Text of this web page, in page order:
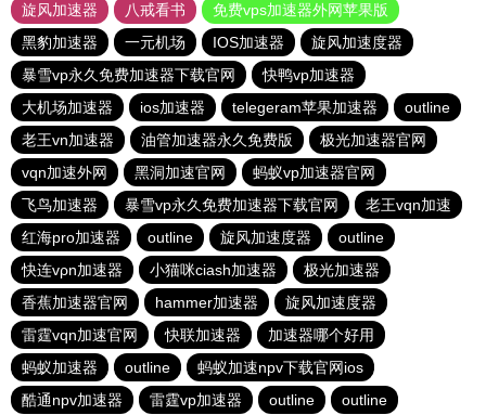
旋风加速器
八戒看书
免费vps加速器外网苹果版
黑豹加速器
一元机场 IOS加速器
旋风加速度器
暴雪vp永久免费加速器下载官网
快鸭vp加速器
大机场加速器
ios加速器 telegeram苹果加速器
outline
老王vn加速器
油管加速器永久免费版
极光加速器官网
vqn加速外网
黑洞加速官网
蚂蚁vp加速器官网
飞鸟加速器
暴雪vp永久免费加速器下载官网
老王vqn加速
红海pro加速器
outline 旋风加速度器
outline
快连vρn加速器
小猫咪ciash加速器
极光加速器
香蕉加速器官网
hammer加速器
旋风加速度器
雷霆vqn加速官网
快联加速器
加速器哪个好用
蚂蚁加速器
outline
蚂蚁加速npv下载官网ios
酷通npv加速器
雷霆vp加速器 outline outline